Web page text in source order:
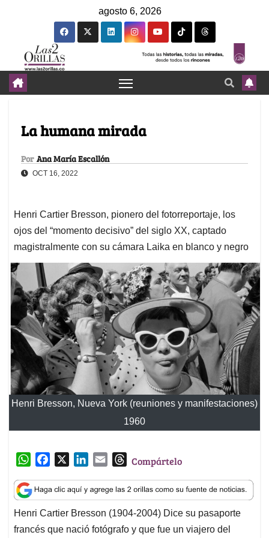
agosto 6, 2026
La humana mirada
Por Ana María Escallón
OCT 16, 2022
Henri Cartier Bresson, pionero del fotorreportaje, los
ojos del “momento decisivo” del siglo XX, captado
magistralmente con su cámara Laika en blanco y negro
Henri Bresson, Nueva York (reuniones y manifestaciones)
1960
W
a
t
s
A
c
e
b
o
n
k
e
d
a
i
l
T
r
e
a
d
Compártelo
Henri Cartier Bresson (1904-2004) Dice su pasaporte
francés que nació fotógrafo y que fue un viajero del